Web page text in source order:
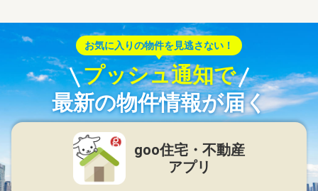
お気に入りの物件を見逃さない！
プッシュ通知で
最新の物件情報が届く
goo住宅・不動産
アプリ